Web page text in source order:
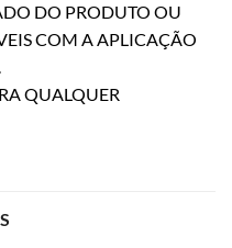
DO PRODUTO OU
COM A APLICAÇÃO
QUALQUER